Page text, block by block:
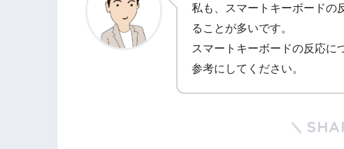
私も、スマートキーボードの
ることが多いです。
スマートキーボードの反応に
参考にしてください。